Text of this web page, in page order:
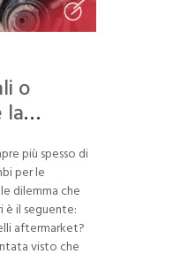
o
la
più spesso di
per le
dilemma che
il seguente:
aftermarket?
visto che